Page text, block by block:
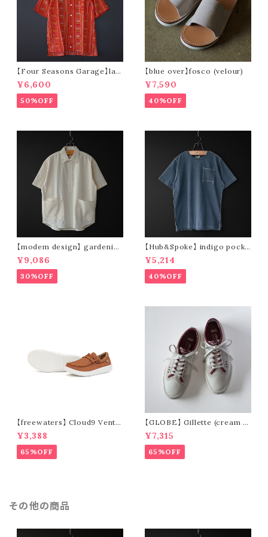
【Four Seasons Garage】lad
der stripe open collar s/s s
hirt (orange)
¥6,600
50%OFF
【blue over】fosco (velour)
¥7,590
40%OFF
【modem design】 gardenin
g s/s shirt (sand)
¥9,086
30%OFF
【Hub&Spoke】 indigo pocke
t t-shirt (light indigo)
¥5,214
40%OFF
【freewaters】 Cloud9 Ventu
re - Lace Up (brown)
¥3,388
65%OFF
【GLOBE】 Gillette (cream /
pomegranate)
¥7,315
65%OFF
その他の商品